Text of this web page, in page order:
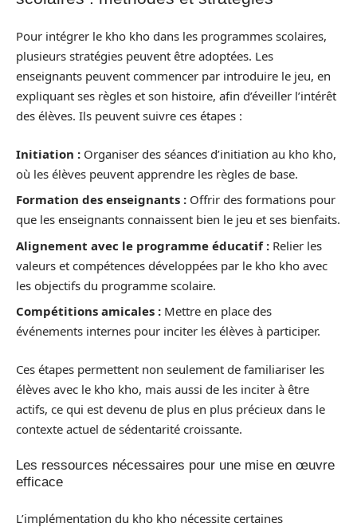
Pour intégrer le kho kho dans les programmes scolaires,
plusieurs stratégies peuvent être adoptées. Les
enseignants peuvent commencer par introduire le jeu, en
expliquant ses règles et son histoire, afin d’éveiller l’intérêt
des élèves. Ils peuvent suivre ces étapes :
Initiation : Organiser des séances d’initiation au kho kho,
où les élèves peuvent apprendre les règles de base.
Formation des enseignants : Offrir des formations pour
que les enseignants connaissent bien le jeu et ses bienfaits.
Alignement avec le programme éducatif : Relier les
valeurs et compétences développées par le kho kho avec
les objectifs du programme scolaire.
Compétitions amicales : Mettre en place des
événements internes pour inciter les élèves à participer.
Ces étapes permettent non seulement de familiariser les
élèves avec le kho kho, mais aussi de les inciter à être
actifs, ce qui est devenu de plus en plus précieux dans le
contexte actuel de sédentarité croissante.
Les ressources nécessaires pour une mise en œuvre
efficace
L’implémentation du kho kho nécessite certaines